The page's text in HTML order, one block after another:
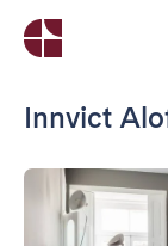
Innvict